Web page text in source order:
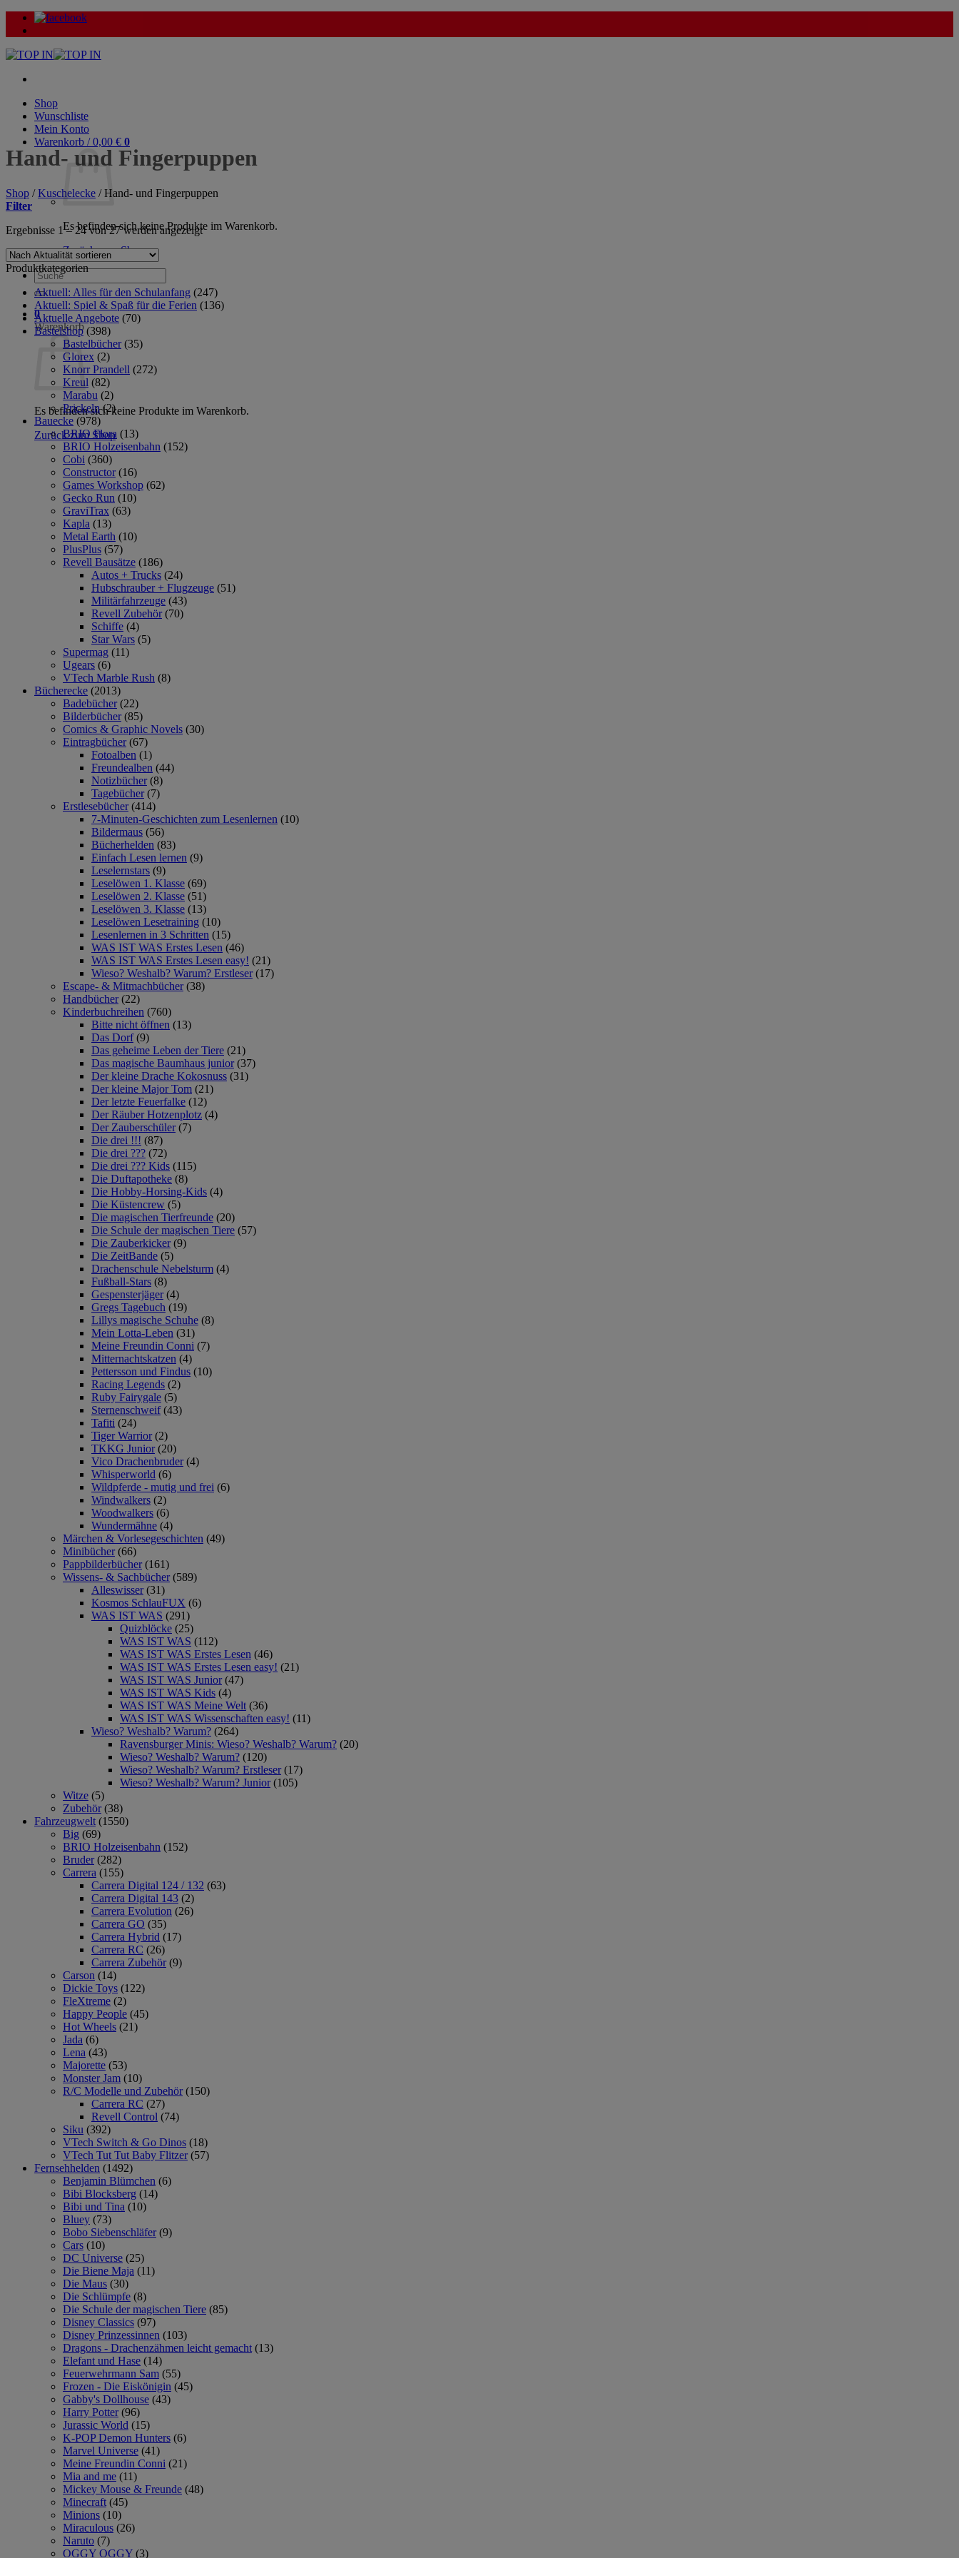
Zum
Inhalt
Shop
Wunschliste
Mein Konto
Warenkorb /0,00 € 0
Es befinden sich keine Produkte im Warenkorb.
Zurück zum Shop
Suche
nach:
0
Warenkorb
Es befinden sich keine Produkte im Warenkorb.
Zurück zum Shop
Hand- und Fingerpuppen
Shop / Kuschelecke /Hand- und Fingerpuppen
Filter
Ergebnisse 1 – 24 von 27 werden angezeigtNach
Produktkategorien
Aktuell: Alles für den Schulanfang (247)
Aktuell: Spiel & Spaß für die Ferien (136)
Aktuelle Angebote (70)
Bastelshop (398)
Bastelbücher (35)
Glorex (2)
Knorr Prandell (272)
Kreul (82)
Marabu (2)
Prickeln (2)
Bauecke (978)
BRIO Flora (13)
BRIO Holzeisenbahn (152)
Cobi (360)
Constructor (16)
Games Workshop (62)
Gecko Run (10)
GraviTrax (63)
Kapla (13)
Metal Earth (10)
PlusPlus (57)
Revell Bausätze (186)
Autos + Trucks (24)
Hubschrauber + Flugzeuge (51)
Militärfahrzeuge (43)
Revell Zubehör (70)
Schiffe (4)
Star Wars (5)
Supermag (11)
Ugears (6)
VTech Marble Rush (8)
Bücherecke (2013)
Badebücher (22)
Bilderbücher (85)
Comics & Graphic Novels (30)
Eintragbücher (67)
Fotoalben (1)
Freundealben (44)
Notizbücher (8)
Tagebücher (7)
Erstlesebücher (414)
7-Minuten-Geschichten zum Lesenlernen (10)
Bildermaus (56)
Bücherhelden (83)
Einfach Lesen lernen (9)
Leselernstars (9)
Leselöwen 1. Klasse (69)
Leselöwen 2. Klasse (51)
Leselöwen 3. Klasse (13)
Leselöwen Lesetraining (10)
Lesenlernen in 3 Schritten (15)
WAS IST WAS Erstes Lesen (46)
WAS IST WAS Erstes Lesen easy! (21)
Wieso? Weshalb? Warum? Erstleser (17)
Escape- & Mitmachbücher (38)
Handbücher (22)
Kinderbuchreihen (760)
Bitte nicht öffnen (13)
Das Dorf (9)
Das geheime Leben der Tiere (21)
Das magische Baumhaus junior (37)
Der kleine Drache Kokosnuss (31)
Der kleine Major Tom (21)
Der letzte Feuerfalke (12)
Der Räuber Hotzenplotz (4)
Der Zauberschüler (7)
Die drei !!! (87)
Die drei ??? (72)
Die drei ??? Kids (115)
Die Duftapotheke (8)
Die Hobby-Horsing-Kids (4)
Die Küstencrew (5)
Die magischen Tierfreunde (20)
Die Schule der magischen Tiere (57)
Die Zauberkicker (9)
Die ZeitBande (5)
Drachenschule Nebelsturm (4)
Fußball-Stars (8)
Gespensterjäger (4)
Gregs Tagebuch (19)
Lillys magische Schuhe (8)
Mein Lotta-Leben (31)
Meine Freundin Conni (7)
Mitternachtskatzen (4)
Pettersson und Findus (10)
Racing Legends (2)
Ruby Fairygale (5)
Sternenschweif (43)
Tafiti (24)
Tiger Warrior (2)
TKKG Junior (20)
Vico Drachenbruder (4)
Whisperworld (6)
Wildpferde - mutig und frei (6)
Windwalkers (2)
Woodwalkers (6)
Wundermähne (4)
Märchen & Vorlesegeschichten (49)
Minibücher (66)
Pappbilderbücher (161)
Wissens- & Sachbücher (589)
Alleswisser (31)
Kosmos SchlauFUX (6)
WAS IST WAS (291)
Quizblöcke (25)
WAS IST WAS (112)
WAS IST WAS Erstes Lesen (46)
WAS IST WAS Erstes Lesen easy! (21)
WAS IST WAS Junior (47)
WAS IST WAS Kids (4)
WAS IST WAS Meine Welt (36)
WAS IST WAS Wissenschaften easy! (11)
Wieso? Weshalb? Warum? (264)
Ravensburger Minis: Wieso? Weshalb? Warum? (20)
Wieso? Weshalb? Warum? (120)
Wieso? Weshalb? Warum? Erstleser (17)
Wieso? Weshalb? Warum? Junior (105)
Witze (5)
Zubehör (38)
Fahrzeugwelt (1550)
Big (69)
BRIO Holzeisenbahn (152)
Bruder (282)
Carrera (155)
Carrera Digital 124 / 132 (63)
Carrera Digital 143 (2)
Carrera Evolution (26)
Carrera GO (35)
Carrera Hybrid (17)
Carrera RC (26)
Carrera Zubehör (9)
Carson (14)
Dickie Toys (122)
FleXtreme (2)
Happy People (45)
Hot Wheels (21)
Jada (6)
Lena (43)
Majorette (53)
Monster Jam (10)
R/C Modelle und Zubehör (150)
Carrera RC (27)
Revell Control (74)
Siku (392)
VTech Switch & Go Dinos (18)
VTech Tut Tut Baby Flitzer (57)
Fernsehhelden (1492)
Benjamin Blümchen (6)
Bibi Blocksberg (14)
Bibi und Tina (10)
Bluey (73)
Bobo Siebenschläfer (9)
Cars (10)
DC Universe (25)
Die Biene Maja (11)
Die Maus (30)
Die Schlümpfe (8)
Die Schule der magischen Tiere (85)
Disney Classics (97)
Disney Prinzessinnen (103)
Dragons - Drachenzähmen leicht gemacht (13)
Elefant und Hase (14)
Feuerwehrmann Sam (55)
Frozen - Die Eiskönigin (45)
Gabby's Dollhouse (43)
Harry Potter (96)
Jurassic World (15)
K-POP Demon Hunters (6)
Marvel Universe (41)
Meine Freundin Conni (21)
Mia and me (11)
Mickey Mouse & Freunde (48)
Minecraft (45)
Minions (10)
Miraculous (26)
Naruto (7)
OGGY OGGY (3)